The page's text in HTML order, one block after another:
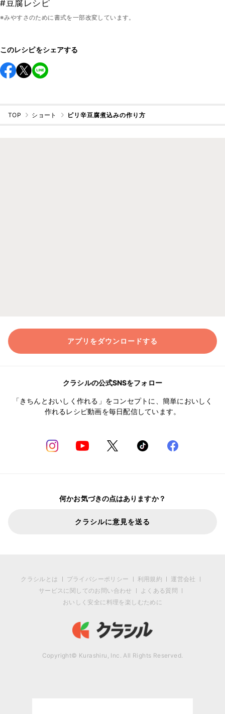
#豆腐レシピ
※みやすさのために書式を一部改変しています。
このレシピをシェアする
TOP ショート ピリ辛豆腐煮込みの作り方
アプリをダウンロードする
クラシルの公式SNSをフォロー
「きちんとおいしく作れる」をコンセプトに、簡単においしく
作れるレシピ動画を毎日配信しています。
何かお気づきの点はありますか？
クラシルに意見を送る
クラシルとは プライバシーポリシー 利用規約
運営会社
サービスに関してのお問い合わせ
よくある質問
おいしく安全に料理を楽しむために
Copyright© Kurashiru, Inc. All Rights Reserved.